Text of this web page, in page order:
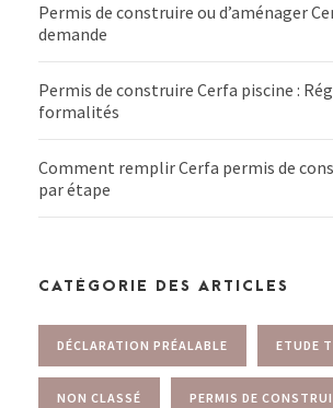
Permis de construire ou d’aménager
demande
Permis de construire Cerfa piscine :
formalités
Comment remplir Cerfa permis de
par étape
CATÉGORIE DES ARTICLES
DÉCLARATION PRÉALABLE ETUDE
NON CLASSÉ PERMIS DE